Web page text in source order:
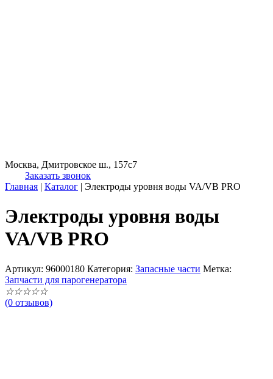
Москва, Дмитровское ш., 157с7
Заказать звонок
Главная | Каталог | Электроды уровня воды VA/VB PRO
Электроды уровня воды
VA/VB PRO
Артикул: 96000180 Категория: Запасные части Метка:
Запчасти для парогенератора
☆☆☆☆☆
(0 отзывов)